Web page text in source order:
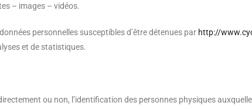
– images – vidéos.
personnelles susceptibles d’être détenues par http://
et de statistiques.
ou non, l’identification des personnes physiques